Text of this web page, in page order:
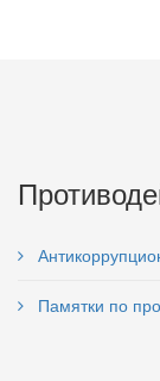
Памятки по